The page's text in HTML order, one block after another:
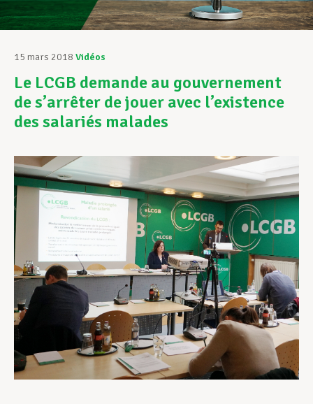
Assistance au Travail
Vos droits
Développement professionnel
Devenir Membre
Actualités
15 mars 2018 Vidéos
Le LCGB demande au gouvernement
de s’arrêter de jouer avec l’existence
des salariés malades